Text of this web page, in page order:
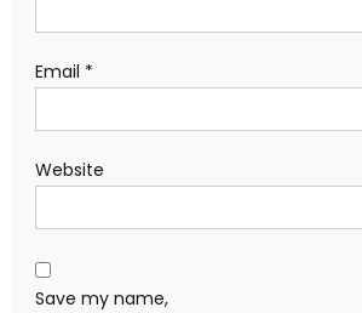
Email *
Website
Save my name,